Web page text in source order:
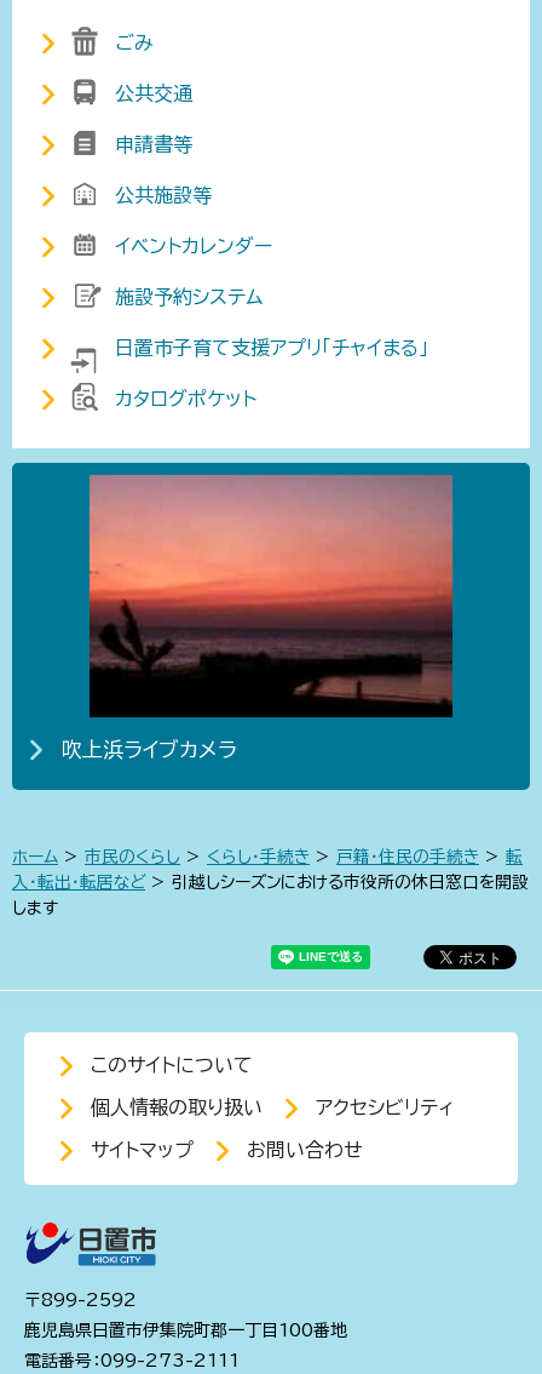
ごみ
公共交通
申請書等
公共施設等
イベントカレンダー
施設予約システム
日置市子育て支援アプリ「チャイまる」
カタログポケット
吹上浜ライブカメラ
ホーム > 市民のくらし > くらし・手続き > 戸籍・住民の手続き > 転
入・転出・転居など> 引越しシーズンにおける市役所の休日窓口を開設
します
このサイトについて
個人情報の取り扱い アクセシビリティ
サイトマップ お問い合わせ
〒899-2592
鹿児島県日置市伊集院町郡一丁目100番地
電話番号：099-273-2111